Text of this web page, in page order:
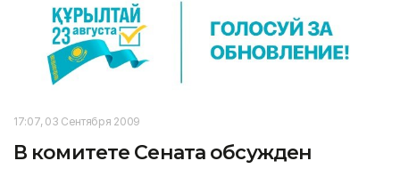
17:07, 03 Сентября 2009
В комитете Сената обсужден